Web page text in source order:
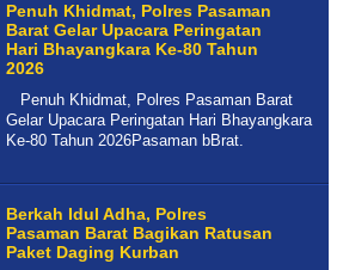
Penuh Khidmat, Polres Pasaman
Barat Gelar Upacara Peringatan
Hari Bhayangkara Ke-80 Tahun
2026
Penuh Khidmat, Polres Pasaman Barat
Gelar Upacara Peringatan Hari Bhayangkara
Ke-80 Tahun 2026Pasaman bBrat.
Berkah Idul Adha, Polres
Pasaman Barat Bagikan Ratusan
Paket Daging Kurban